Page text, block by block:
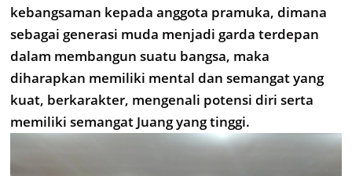
kebangsaman kepada anggota pramuka, dimana
sebagai generasi muda menjadi garda terdepan
dalam membangun suatu bangsa, maka
diharapkan memiliki mental dan semangat yang
kuat, berkarakter, mengenali potensi diri serta
memiliki semangat Juang yang tinggi.